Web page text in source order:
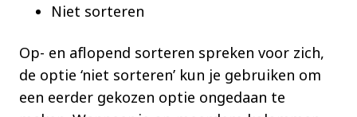
Niet sorteren
Op- en aflopend sorteren spreken voor zich,
de optie ‘niet sorteren’ kun je gebruiken om
een eerder gekozen optie ongedaan te